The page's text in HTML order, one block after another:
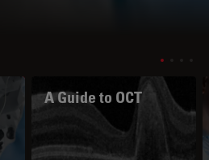
A Guide to OCT